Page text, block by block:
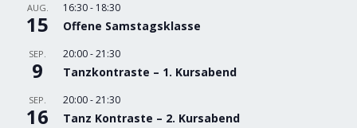
AUG.
15
16:30- 18:30
Offene Samstagsklasse
SEP.
9
20:00-21:30
Tanzkontraste – 1. Kursabend
SEP.
16
20:00-21:30
Tanz Kontraste – 2. Kursabend